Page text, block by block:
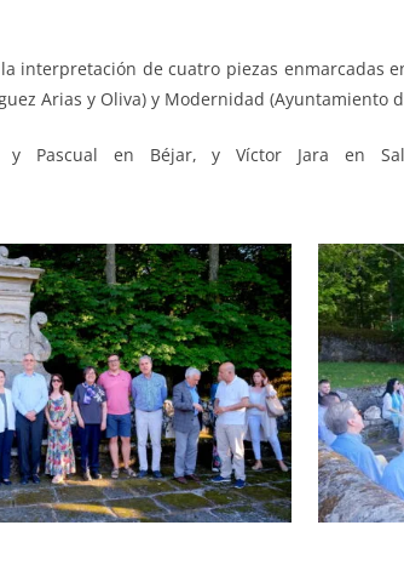
interpretación de cuatro piezas enmarcadas
Arias y Oliva) y Modernidad (Ayuntamiento
en Béjar, y Víctor Jara en